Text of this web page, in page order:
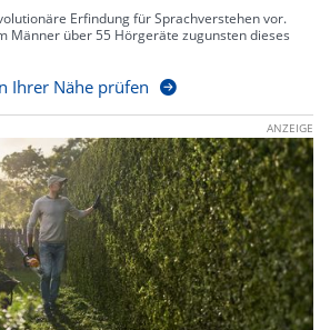
Erfindung für Sprachverstehen vor.
Männer über 55 Hörgeräte zugunsten dieses
Ihrer Nähe prüfen
ANZEIGE